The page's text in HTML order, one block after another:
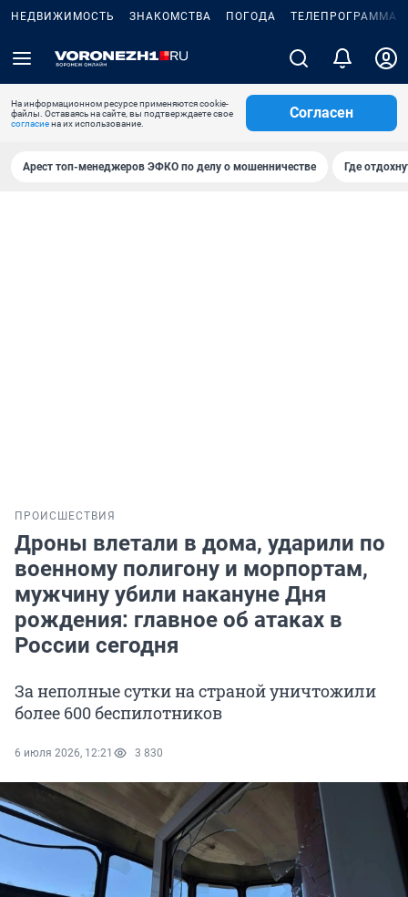
НЕДВИЖИМОСТЬ ЗНАКОМСТВА ПОГОДА ТЕЛЕПРОГРАММА
На информационном ресурсе применяются cookie-
файлы. Оставаясь на сайте, вы подтверждаете свое
согласиена их использование.
Согласен
Арест топ-менеджеров ЭФКО по делу о мошенничестве Где
ПРОИСШЕСТВИЯ
Дроны влетали в дома, ударили по
военному полигону и морпортам,
мужчину убили накануне Дня
рождения: главное об атаках в
России сегодня
За неполные сутки на страной уничтожили
более 600 беспилотников
6 июля 2026, 12:21 3 830